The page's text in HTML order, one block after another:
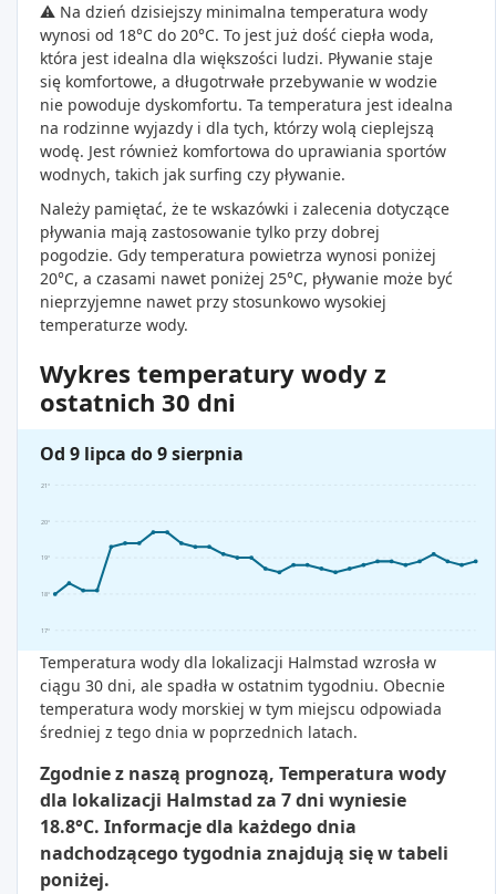
⚠️ Na dzień dzisiejszy minimalna temperatura wody
wynosi od 18°C do 20°C. To jest już dość ciepła woda,
która jest idealna dla większości ludzi. Pływanie staje
się komfortowe, a długotrwałe przebywanie w wodzie
nie powoduje dyskomfortu. Ta temperatura jest idealna
na rodzinne wyjazdy i dla tych, którzy wolą cieplejszą
wodę. Jest również komfortowa do uprawiania sportów
wodnych, takich jak surfing czy pływanie.
Należy pamiętać, że te wskazówki i zalecenia dotyczące
pływania mają zastosowanie tylko przy dobrej
pogodzie. Gdy temperatura powietrza wynosi poniżej
20°C, a czasami nawet poniżej 25°C, pływanie może być
nieprzyjemne nawet przy stosunkowo wysokiej
temperaturze wody.
Wykres temperatury wody z
ostatnich 30 dni
Od 9 lipca do 9 sierpnia
17°
18°
19°
20°
21°
Temperatura wody dla lokalizacji Halmstad wzrosła w
ciągu 30 dni, ale spadła w ostatnim tygodniu. Obecnie
temperatura wody morskiej w tym miejscu odpowiada
średniej z tego dnia w poprzednich latach.
Zgodnie z naszą prognozą, Temperatura wody
dla lokalizacji Halmstad za 7 dni wyniesie
18.8°C. Informacje dla każdego dnia
nadchodzącego tygodnia znajdują się w tabeli
poniżej.